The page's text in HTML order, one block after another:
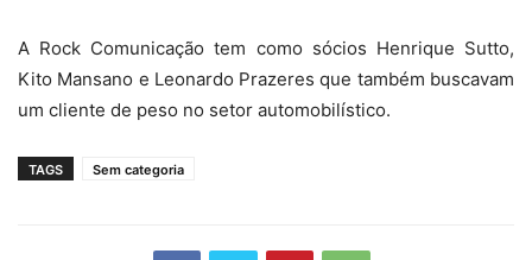
A Rock Comunicação tem como sócios Henrique Sutto,
Kito Mansano e Leonardo Prazeres que também buscavam
um cliente de peso no setor automobilístico.
TAGS Sem categoria